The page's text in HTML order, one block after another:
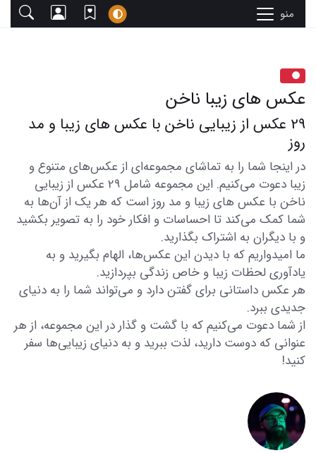
منو
عکس های زیبا ناخن
29 عکس از زیبایی ناخن با عکس های زیبا و مد
روز
در اینجا شما را به تماشای مجموعه‌ای از عکس‌های متنوع و
زیبا دعوت می‌کنیم. این مجموعه شامل 29 عکس از زیبایی
ناخن با عکس های زیبا و مد روز است که هر یک از آن‌ها به
شما کمک می‌کند تا احساسات و افکار خود را به تصویر بکشید
و با دیگران به اشتراک بگذارید.
ما امیدواریم که با دیدن این عکس‌ها، الهام بگیرید و به
یادآوری لحظات زیبا و خاص زندگی بپردازید.
هر عکس داستانی برای گفتن دارد و می‌تواند شما را به دنیای
جدیدی ببرد.
از شما دعوت می‌کنیم که با گشت و گذار در این مجموعه، از هر
عنوانی که دوست دارید، لذت ببرید و به دنیای زیبایی‌ها سفر
کنید!